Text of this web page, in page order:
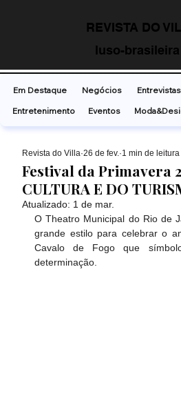
REVISTA DO
luso-brasileira
Festival da Primavera
CULTURA E DO
Revista do Villa 26 de fev. 1 min de leitura
Atualizado: 1 de mar.
O Theatro Municipal do Rio de
grande estilo para celebrar o
Cavalo de Fogo que
determinação.
Em Destaque Negócios Entrevistas
Entretenimento
Eventos